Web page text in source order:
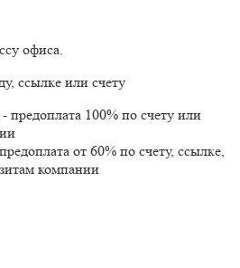
офиса.
ссылке или счету
100% по счету или
от 60% по счету, ссылке,
компании